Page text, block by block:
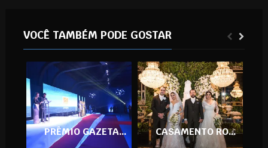
VOCÊ TAMBÉM PODE GOSTAR
PRÊMIO GAZETA EMPRESARIAL 2016 CASAMENTO RONA & MARCEL E SUELLEN & ROBERTO